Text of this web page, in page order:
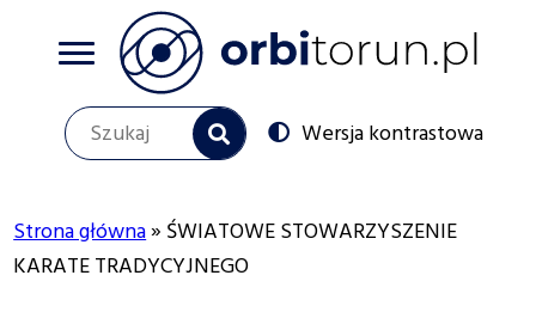
menu
Szukaj Switch
to
Wersja kontrastowa
Ścieżka
Strona główna
ŚWIATOWE STOWARZYSZENIE
KARATE TRADYCYJNEGO